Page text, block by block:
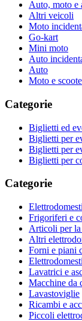
Auto, moto e
Altri veicoli
Moto
Go-kart
Mini moto
Auto
Auto
Moto e
Categorie
Biglietti ed
Biglietti per
Biglietti per
Biglietti per
Categorie
Frigoriferi e
Articoli per la
Altri
Forni e piani
Lavatrici e
Macchine da
Lavastoviglie
Ricambi e
Piccoli